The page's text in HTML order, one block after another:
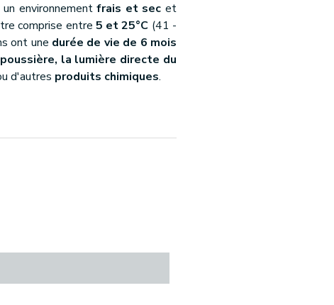
environnementfrais et sec et
comprise entre 5 et 25°C (41 -
ont une durée de vie de 6 mois
la lumière directe du
d'autres produits chimiques.